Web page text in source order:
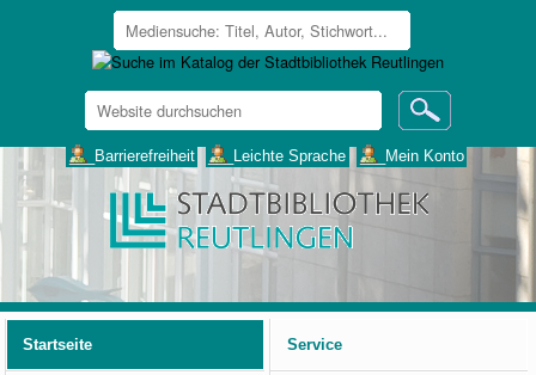
Website
durchsuchen
___Barrierefreiheit ___Leichte Sprache ___Mein Konto
Startseite
Service